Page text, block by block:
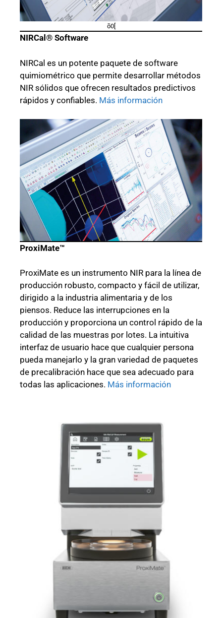
õ0[
NIRCal® Software
NIRCal es un potente paquete de software
quimiométrico que permite desarrollar métodos
NIR sólidos que ofrecen resultados predictivos
rápidos y confiables. Más información
ProxiMate™
ProxiMate es un instrumento NIR para la línea de
producción robusto, compacto y fácil de utilizar,
dirigido a la industria alimentaria y de los
piensos. Reduce las interrupciones en la
producción y proporciona un control rápido de la
calidad de las muestras por lotes. La intuitiva
interfaz de usuario hace que cualquier persona
pueda manejarlo y la gran variedad de paquetes
de precalibración hace que sea adecuado para
todas las aplicaciones. Más información